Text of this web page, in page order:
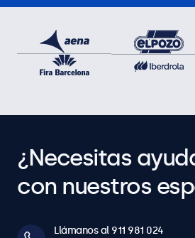
¿Necesitas
con nuestros
Llámanos al 911 981 024